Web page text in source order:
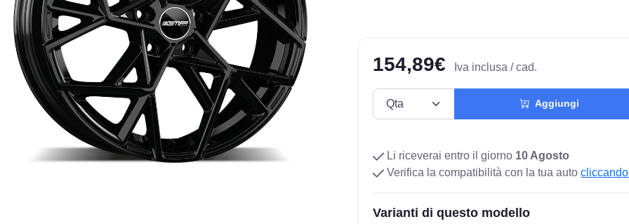
154,89€ Iva inclusa / cad.
Aggiungi
Li riceverai entro il giorno 10 Agosto
Verifica la compatibilità con la tua auto
Varianti di questo modello